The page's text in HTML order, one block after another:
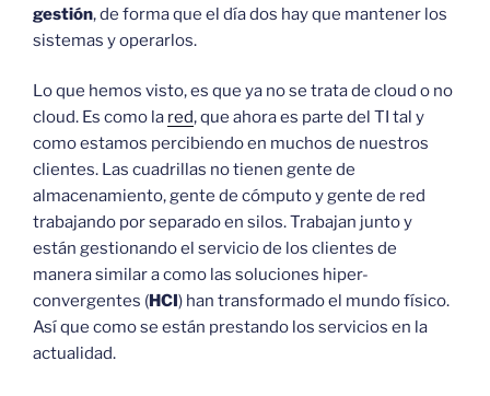
gestión, de forma que el día dos hay que mantener los
sistemas y operarlos.
Lo que hemos visto, es que ya no se trata de cloud o no
cloud. Es como la red, que ahora es parte del TI tal y
como estamos percibiendo en muchos de nuestros
clientes. Las cuadrillas no tienen gente de
almacenamiento, gente de cómputo y gente de red
trabajando por separado en silos. Trabajan junto y
están gestionando el servicio de los clientes de
manera similar a como las soluciones hiper-
convergentes ( HCI ) han transformado el mundo físico.
Así que como se están prestando los servicios en la
actualidad.